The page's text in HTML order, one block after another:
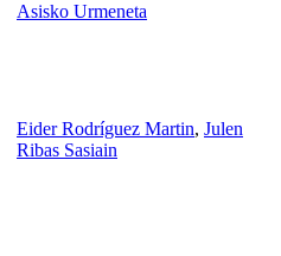
Asisko Urmeneta
Eider Rodríguez Martin, Julen
Ribas Sasiain